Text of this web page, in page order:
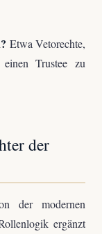
Etwa Vetorechte,
einen Trustee zu
der
der modernen
ergänzt